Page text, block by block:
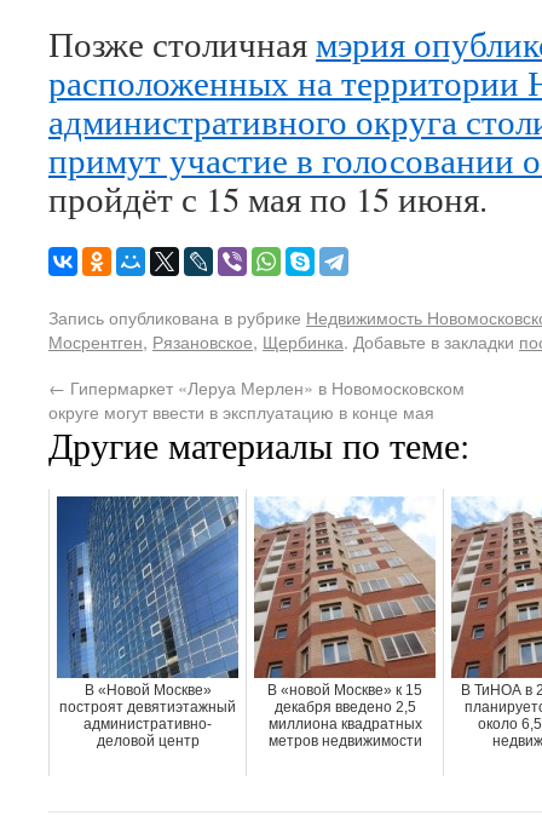
Позже столичнаямэрия
расположенных на территории
административного округа
примут участие в голосовании
пройдёт с 15 мая по 15 июня.
Запись опубликована в рубрике Недвижимость
Мосрентген, Рязановское, Щербинка. Добавьте в закладки
← Гипермаркет «Леруа Мерлен» в Новомосковском
округе могут ввести в эксплуатацию в конце мая
Другие материалы по теме:
В «Новой Москве»
построят девятиэтажный
административно-
деловой центр
В «новой Москве» к 15
декабря введено 2,5
миллиона квадратных
метров недвижимости
В ТиНОА в
около